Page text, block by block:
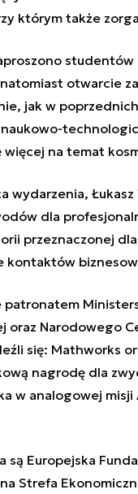
którym także
studentów
otwarcie
jak w
na temat
wydarzenia,
dla
przeznaczonej
kontaktów
oraz Narodowego
się: Mathworks
nagrodę dla
w analogowej
są Europejska
Strefa